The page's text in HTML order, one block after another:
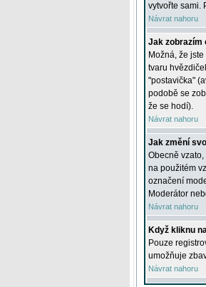
vytvořte sami.
Návrat nahoru
Jak zobrazím
Možná, že
tvaru
"postavička"
podobě se
že se hodí).
Návrat nahoru
Jak změní
Obecně
na použitém
označení
Moderátor
Návrat nahoru
Když kliknu
Pouze
umožňuje
Návrat nahoru